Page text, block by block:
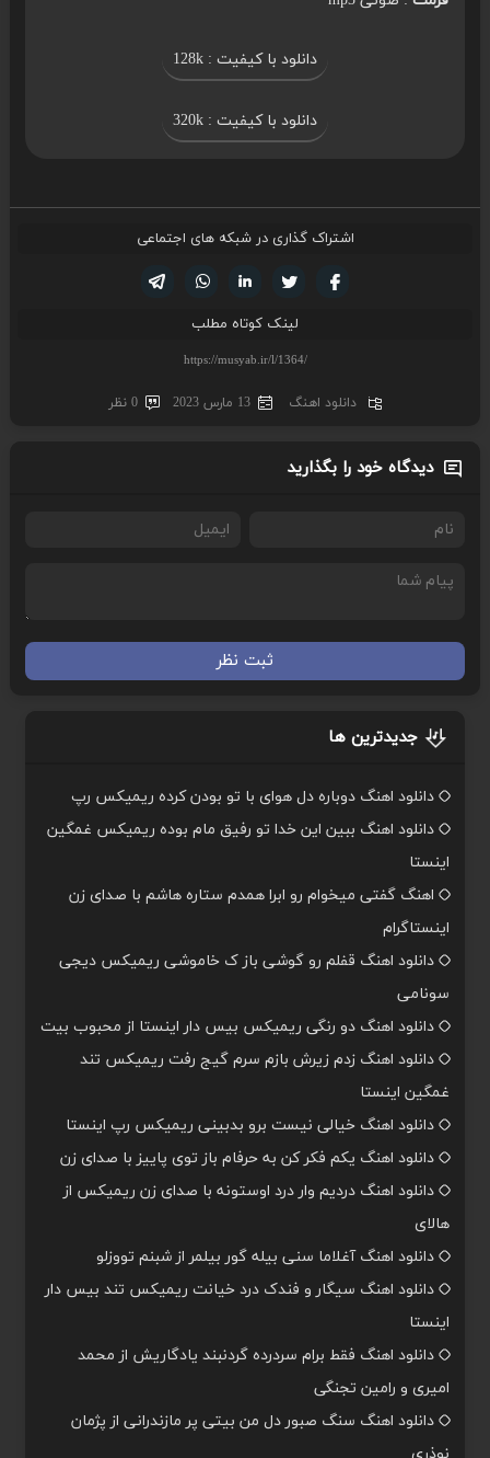
دانلود با کیفیت : 128k
دانلود با کیفیت : 320k
اشتراک گذاری در شبکه های اجتماعی
لینکدین تویتر
فیسوک
لینک کوتاه مطلب
دانلود اهنگ 13 مارس 2023 0 نظر
دیدگاه خود را بگذارید
ثبت نظر
جدیدترین ها
دانلود اهنگ دوباره دل هوای با تو بودن کرده ریمیکس رپ
دانلود اهنگ ببین این خدا تو رفیق مام بوده ریمیکس غمگین
اینستا
اهنگ گفتی میخوام رو ابرا همدم ستاره هاشم با صدای زن
اینستاگرام
دانلود اهنگ قفلم رو گوشی باز ک خاموشی ریمیکس دیجی
سونامی
دانلود اهنگ دو رنگی ریمیکس بیس دار اینستا از محبوب بیت
دانلود اهنگ زدم زیرش بازم سرم گیج رفت ریمیکس تند
غمگین اینستا
دانلود اهنگ خیالی نیست برو بدبینی ریمیکس رپ اینستا
دانلود اهنگ یکم فکر کن به حرفام باز توی پاییز با صدای زن
دانلود اهنگ دردیم وار درد اوستونه با صدای زن ریمیکس از
هالای
دانلود اهنگ آغلاما سنی بیله گور بیلمر از شبنم تووزلو
دانلود اهنگ سیگار و فندک درد خیانت ریمیکس تند بیس دار
اینستا
دانلود اهنگ فقط برام سردرده گردنبند یادگاریش از محمد
امیری و رامین تجنگی
دانلود اهنگ سنگ صبور دل من بیتی پر مازندرانی از پژمان
نوذری